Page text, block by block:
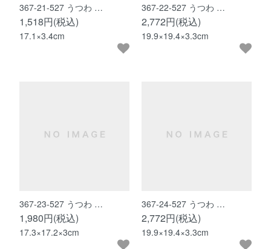
367-21-527 うつわ …
1,518円(税込)
17.1×3.4cm
367-22-527 うつわ …
2,772円(税込)
19.9×19.4×3.3cm
367-23-527 うつわ …
1,980円(税込)
17.3×17.2×3cm
367-24-527 うつわ …
2,772円(税込)
19.9×19.4×3.3cm